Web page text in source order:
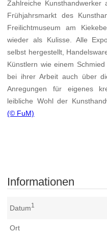
Zahlreiche
Frühjahrsmarkt des
Freilichtmuseum am
wieder als Kulisse. Alle
selbst hergestellt,
Künstlern wie einem
bei ihrer Arbeit auch über
Anregungen für eigenes
leibliche Wohl der
(© FuM)
Informationen
Datum1
Ort